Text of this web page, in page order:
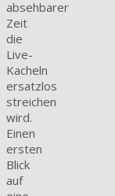
absehbarer
Zeit
die
Live-
Kacheln
ersatzlos
streichen
wird.
Einen
ersten
Blick
auf